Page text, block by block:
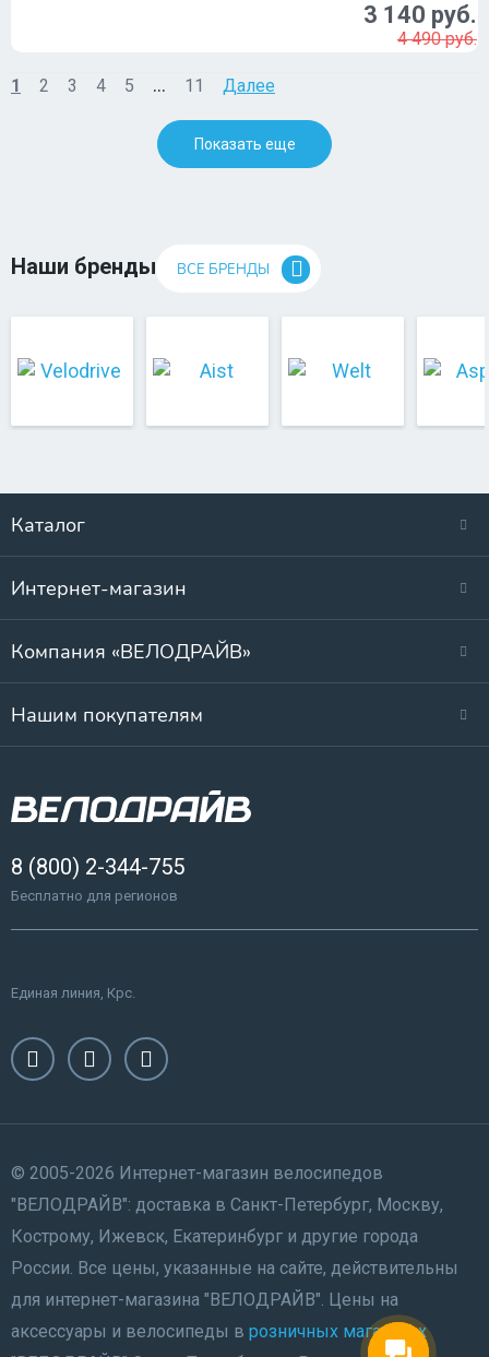
3 140 руб.
4 490 руб.
1 2 3 4 5 ... 11 Далее
Показать еще
Наши бренды ВСЕ БРЕНДЫ
Каталог
Интернет-магазин
Компания «ВЕЛОДРАЙВ»
Нашим покупателям
8 (800) 2-344-755
Бесплатно для регионов
Единая линия, Крс.
© 2005-2026 Интернет-магазин велосипедов
"ВЕЛОДРАЙВ": доставка в Санкт-Петербург, Москву,
Кострому, Ижевск, Екатеринбург и другие города
России. Все цены, указанные на сайте, действительны
для интернет-магазина "ВЕЛОДРАЙВ". Цены на
аксессуары и велосипеды в розничных магазинах